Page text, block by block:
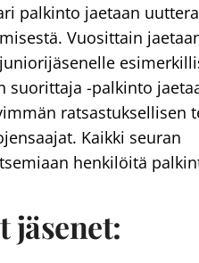
palkinto jaetaan
Vuosittain
suorittaja -palkinto
ratsastuksellisen
Kaikki seuran
henkilöitä
jäsenet: